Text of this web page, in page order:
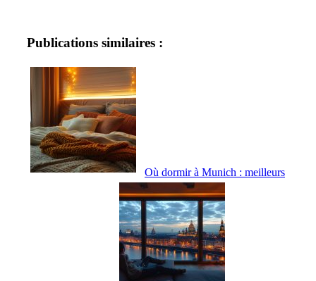
Publications similaires :
Où dormir à Munich : meilleurs